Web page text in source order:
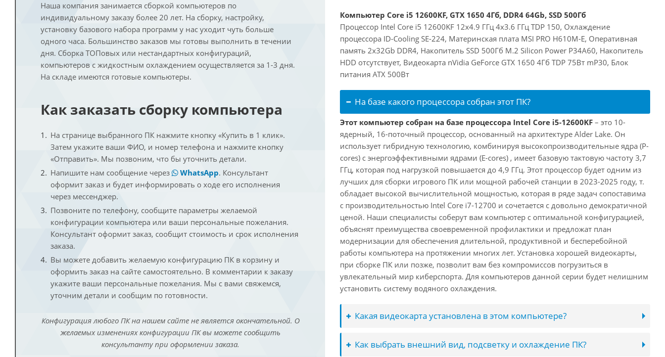
Наша компания занимается сборкой компьютеров по
индивидуальному заказу более 20 лет. На сборку, настройку,
установку базового набора программ у нас уходит чуть больше
одного часа. Большинство заказов мы готовы выполнить в течении
дня. Сборка ТОПовых или нестандартных конфигураций,
компьютеров с жидкостным охлаждением осуществляется за 1-3 дня.
На складе имеются готовые компьютеры.
Как заказать сборку компьютера
На странице выбранного ПК нажмите кнопку «Купить в 1 клик».
Затем укажите ваши ФИО, и номер телефона и нажмите кнопку
«Отправить». Мы позвоним, что бы уточнить детали.
Напишите нам сообщение через
WhatsApp. Консультант
оформит заказ и будет информировать о ходе его исполнения
через мессенджер.
Позвоните по телефону, сообщите параметры желаемой
конфигурации компьютера или ваши персональные пожелания.
Консультант оформит заказ, сообщит стоимость и срок исполнения
заказа.
Вы можете добавить желаемую конфигурацию ПК в корзину и
оформить заказ на сайте самостоятельно. В комментарии к заказу
укажите ваши персональные пожелания. Мы с вами свяжемся,
уточним детали и сообщим по готовности.
Конфигурация любого ПК на нашем сайте не является окончательной. О
желаемых изменениях конфигурации ПК вы можете сообщить
консультанту при оформлении заказа.
Компьютер Core i5 12600KF, GTX 1650 4Гб, DDR4 64Gb, SSD 500Гб
Процессор Intel Core i5 12600KF 12x4.9 ГГц 4x3.6 ГГц TDP 150, Охлаждение
процессора ID-Cooling SE-224, Материнская плата MSI PRO H610M-E, Оперативная
память 2x32Gb DDR4, Накопитель SSD 500Гб M.2 Silicon Power P34A60, Накопитель
HDD отсутствует, Видеокарта nVidia GeForce GTX 1650 4Гб TDP 75Вт mP30, Блок
питания ATX 500Вт
На базе какого процессора собран этот ПК?
Этот компьютер собран на базе процессора Intel Core i5-12600KF – это 10-
ядерный, 16-поточный процессор, основанный на архитектуре Alder Lake. Он
использует гибридную технологию, комбинируя высокопроизводительные ядра (P-
cores) с энергоэффективными ядрами (E-cores) , имеет базовую тактовую частоту 3,7
ГГц, которая под нагрузкой повышается до 4,9 ГГц. Этот процессор будет одним из
лучших для сборки игрового ПК или мощной рабочей станции в 2023-2025 году, т.
обладает высокой вычислительной мощностью, которая в ряде задач сопоставима
с производительностью Intel Core i7-12700 и сочетается с довольно демократичной
ценой. Наши специалисты соберут вам компьютер с оптимальной конфигурацией,
объяснят преимущества своевременной профилактики и предложат план
модернизации для обеспечения длительной, продуктивной и бесперебойной
работы компьютера на протяжении многих лет. Установка хорошей видеокарты,
при сборке ПК или позже, позволит вам без компромиссов погрузиться в
увлекательный мир киберспорта. Для компьютеров данной серии будет нелишним
установить систему водяного охлаждения.
Какая видеокарта установлена в этом компьютере?
Как выбрать внешний вид, подсветку и охлаждение ПК?